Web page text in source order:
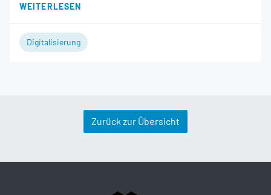
WEITERLESEN
Digitalisierung
Zurück zur Übersicht